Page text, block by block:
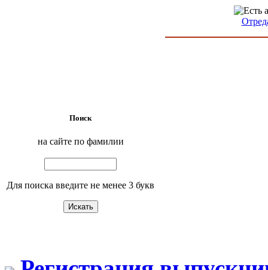
Поиск
на сайте по фамилии
Для поиска введите не менее 3 букв